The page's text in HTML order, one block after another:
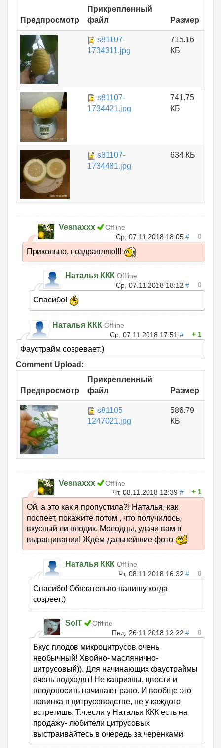
Предпросмотр
Прикрепленный
файл
Размер
s81107-
1734311.jpg
715.16
КБ
s81107-
1734421.jpg
741.75
КБ
s81107-
1734481.jpg
634 КБ
Vesnaxxx
Offline
Ср, 07.11.2018 18:05 # 0
Прикольно, поздравляю!!!
Наталья ККК Offline
Ср, 07.11.2018 18:12 # 0
Спасибо!
Наталья ККК Offline
Ср, 07.11.2018 17:51 # 1
Фаустрайм созревает:)
Comment Upload:
Предпросмотр
Прикрепленный
файл
Размер
s81105-
1247021.jpg
586.79
КБ
Vesnaxxx
Offline
Чт, 08.11.2018 12:39 # 1
Ой, а это как я пропустила?! Наталья, как
поспеет, покажите потом , что получилось,
вкусный ли плодик. Молодцы, удачи вам в
выращивании! Ждём дальнейшие фото
Наталья ККК Offline
Чт, 08.11.2018 16:32 # 0
Спасибо! Обязательно напишу когда
созреет:)
SolT
Offline
Пнд, 26.11.2018 12:22 # 0
Вкус плодов микроцитрусов очень
необычный! Хвойно- маслянично-
цитрусовый)). Для начинающих фаустраймы
очень подходят! Не капризны, цвести и
плодоносить начинают рано. И вообще это
новинка в цитрусоводстве, не у каждого
встретишь. Т.ч.если у Натальи ККК есть на
продажу- любители цитрусовых
выстраивайтесь в очередь за черенками!